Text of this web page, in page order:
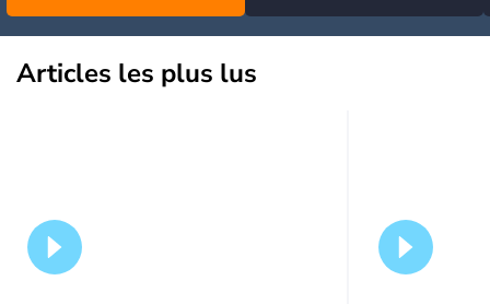
Articles les plus lus